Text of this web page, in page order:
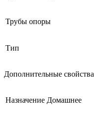
Трубы опоры
Тип
Дополнительные свойства
Назначение Домашнее